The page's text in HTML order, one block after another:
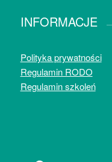
INFORMACJE
Polityka prywatności
Regulamin RODO
Regulamin szkoleń